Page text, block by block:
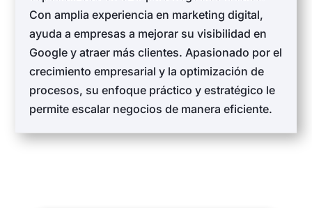
Con amplia experiencia en marketing digital,
ayuda a empresas a mejorar su visibilidad en
Google y atraer más clientes. Apasionado por el
crecimiento empresarial y la optimización de
procesos, su enfoque práctico y estratégico le
permite escalar negocios de manera eficiente.